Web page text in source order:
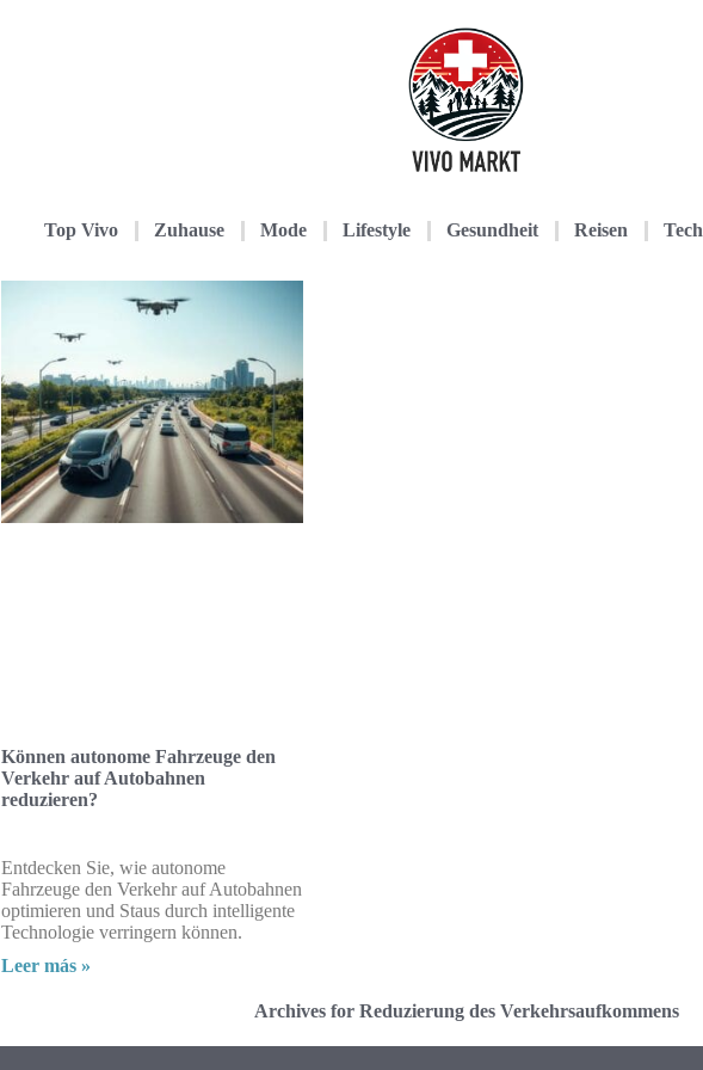
Top Vivo Zuhause Mode Lifestyle Gesundheit Reisen Tech
Können autonome Fahrzeuge den
Verkehr auf Autobahnen
reduzieren?
Entdecken Sie, wie autonome
Fahrzeuge den Verkehr auf Autobahnen
optimieren und Staus durch intelligente
Technologie verringern können.
Leer más »
Archives for Reduzierung des Verkehrsaufkommens